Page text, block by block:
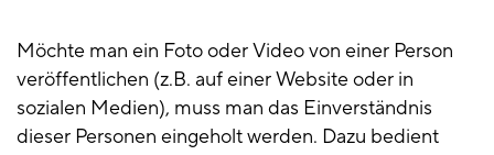
Möchte man ein Foto oder Video von einer Person
veröffentlichen (z.B. auf einer Website oder in
sozialen Medien), muss man das Einverständnis
dieser Personen eingeholt werden. Dazu bedient